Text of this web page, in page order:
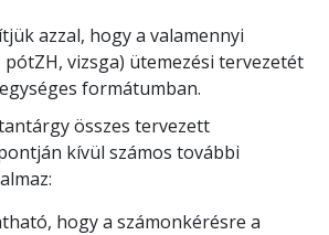
azzal, hogy a valamennyi
vizsga) ütemezési tervezetét
formátumban.
összes tervezett
kívül számos további
hogy a számonkérésre a